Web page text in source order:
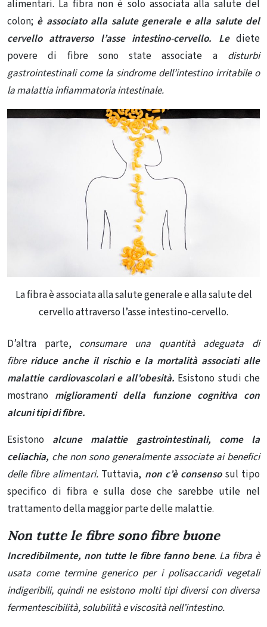
alimentari. La fibra non è solo associata alla salute del
colon; è associato alla salute generale e alla salute del
cervello attraverso l’asse intestino-cervello. Lediete
povere di fibre sono state associate a disturbi
gastrointestinali come la sindrome dell’intestino irritabile o
la malattia infiammatoria intestinale.
La fibra è associata alla salute generale e alla salute del
cervello attraverso l’asse intestino-cervello.
D’altra parte, consumare una quantità adeguata di
fibre riduce anche il rischio e la mortalità associati alle
malattie cardiovascolari e all’obesità. Esistono studi che
mostrano miglioramenti della funzione cognitiva con
alcuni tipi di fibre.
Esistono alcune malattie gastrointestinali, come la
celiachia, che non sono generalmente associate ai benefici
delle fibre alimentari.Tuttavia, non c’è consenso sul tipo
specifico di fibra e sulla dose che sarebbe utile nel
trattamento della maggior parte delle malattie.
Non tutte le fibre sono fibre buone
Incredibilmente, non tutte le fibre fanno bene. La fibra è
usata come termine generico per i polisaccaridi vegetali
indigeribili, quindi ne esistono molti tipi diversi con diversa
fermentescibilità, solubilità e viscosità nell’intestino.